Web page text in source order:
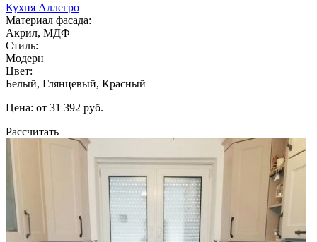
Кухня Аллегро
Материал фасада:
Акрил, МДФ
Стиль:
Модерн
Цвет:
Белый, Глянцевый, Красный
Цена: от 31 392 руб.
Рассчитать